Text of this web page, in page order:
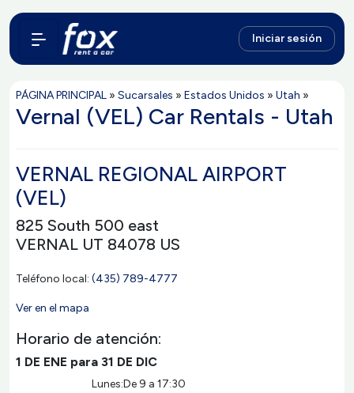
Iniciar sesión
PÁGINA PRINCIPAL » Sucarsales » Estados Unidos » Utah »
Vernal (VEL) Car Rentals - Utah
VERNAL REGIONAL AIRPORT
(VEL)
825 South 500 east
VERNAL UT 84078 US
Teléfono local: (435) 789-4777
Ver en el mapa
Horario de atención:
1 DE ENE para 31 DE DIC
Lunes:De 9 a 17:30